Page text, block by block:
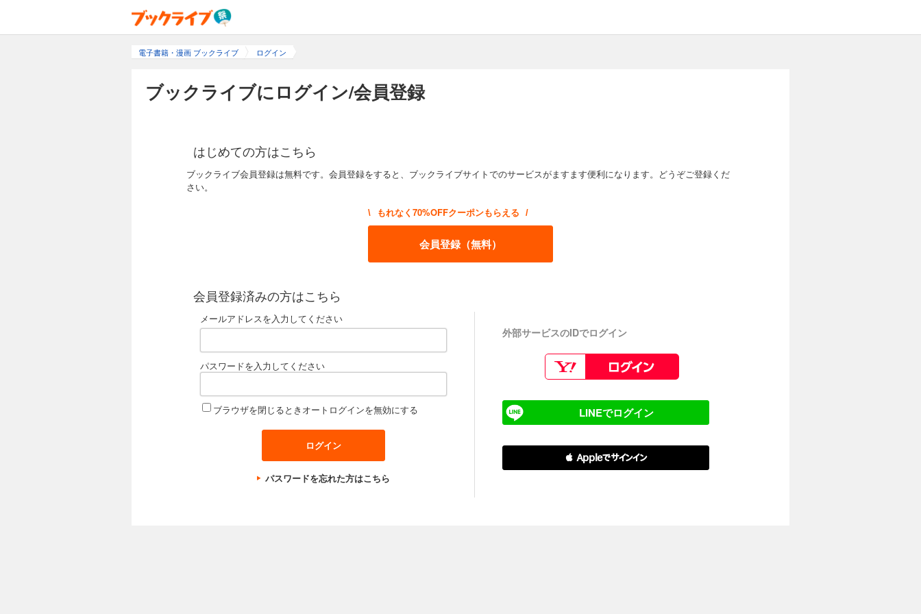
電子書籍・漫画 ブックライブ ログイン
ブックライブにログイン/会員登録
はじめての方はこちら
ブックライブ会員登録は無料です。会員登録をすると、ブックライブサイトでのサービスがますます便利になります。どうぞご登録くだ
さい。
\ もれなく70%OFFクーポンもらえる /
会員登録（無料）
会員登録済みの方はこちら
メールアドレスを入力してください
パスワードを入力してください
ブラウザを閉じるときオートログインを無効にする
パスワードを忘れた方はこちら
外部サービスのIDでログイン
LINEでログイン
 Appleでサインイン